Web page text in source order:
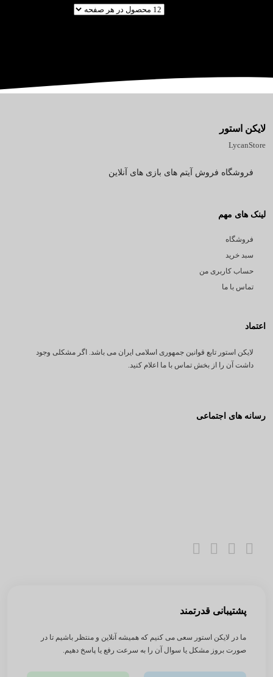
لایکن استور
LycanStore
فروشگاه فروش آیتم های بازی های آنلاین
لینک های مهم
فروشگاه
سبد خرید
حساب کاربری من
تماس با ما
اعتماد
لایکن استور تابع قوانین جمهوری اسلامی ایران می باشد. اگر مشکلی وجود
داشت آن را از بخش تماس با ما اعلام کنید.
رسانه های اجتماعی
پشتیبانی قدرتمند
ما در لایکن استور سعی می کنیم که همیشه آنلاین و منتظر باشیم تا در
صورت بروز مشکل یا سوال آن را به سرعت رفع یا پاسخ دهیم.